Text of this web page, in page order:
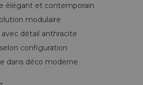
élégant et contemporain
modulaire
détail anthracite
configuration
dans déco moderne